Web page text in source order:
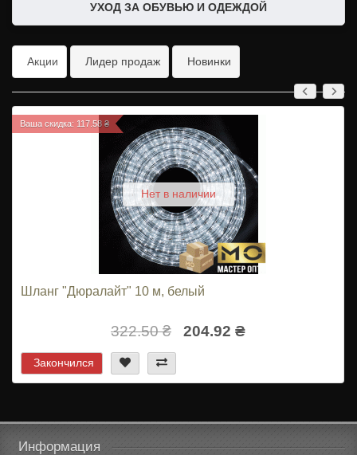
УХОД ЗА ОБУВЬЮ И ОДЕЖДОЙ
Акции Лидер продаж Новинки
Ваша скидка: 117.58 ₴
Нет в наличии
Шланг "Дюралайт" 10 м, белый
322.50 ₴ 204.92 ₴
Закончился
Информация